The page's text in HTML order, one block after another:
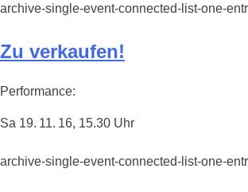
archive-single-event-connected-list-one-
Zu verkaufen!
Performance:
Sa 19. 11. 16, 15.30 Uhr
archive-single-event-connected-list-one-